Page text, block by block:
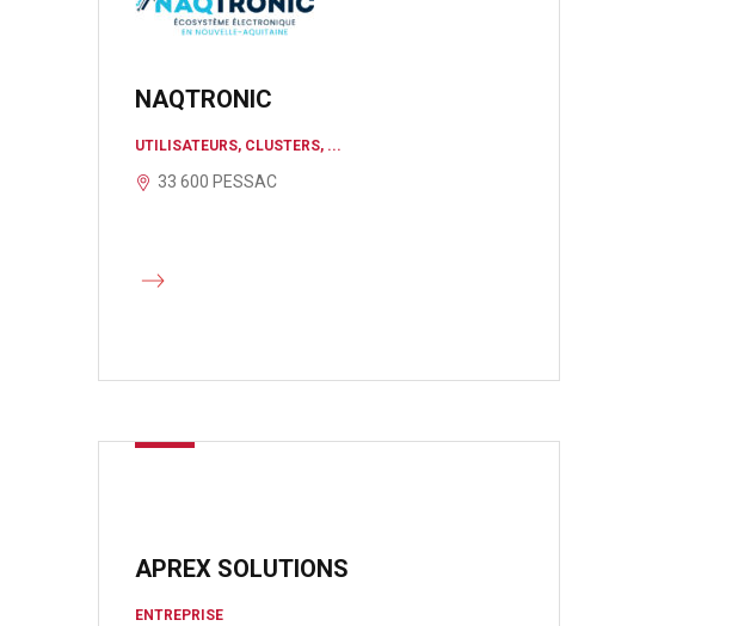
NAQTRONIC
UTILISATEURS, CLUSTERS, ...
33 600 PESSAC
APREX SOLUTIONS
ENTREPRISE